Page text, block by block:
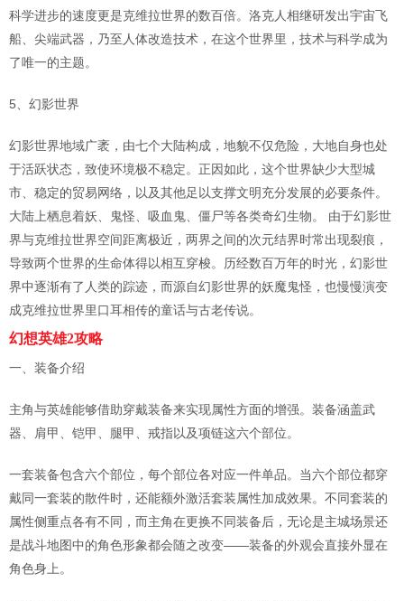
科学进步的速度更是克维拉世界的数百倍。洛克人相继研发出宇宙飞
船、尖端武器，乃至人体改造技术，在这个世界里，技术与科学成为
了唯一的主题。
5、幻影世界
幻影世界地域广袤，由七个大陆构成，地貌不仅危险，大地自身也处
于活跃状态，致使环境极不稳定。正因如此，这个世界缺少大型城
市、稳定的贸易网络，以及其他足以支撑文明充分发展的必要条件。
大陆上栖息着妖、鬼怪、吸血鬼、僵尸等各类奇幻生物。 由于幻影世
界与克维拉世界空间距离极近，两界之间的次元结界时常出现裂痕，
导致两个世界的生命体得以相互穿梭。历经数百万年的时光，幻影世
界中逐渐有了人类的踪迹，而源自幻影世界的妖魔鬼怪，也慢慢演变
成克维拉世界里口耳相传的童话与古老传说。
幻想英雄2攻略
一、装备介绍
主角与英雄能够借助穿戴装备来实现属性方面的增强。装备涵盖武
器、肩甲、铠甲、腿甲、戒指以及项链这六个部位。
一套装备包含六个部位，每个部位各对应一件单品。当六个部位都穿
戴同一套装的散件时，还能额外激活套装属性加成效果。不同套装的
属性侧重点各有不同，而主角在更换不同装备后，无论是主城场景还
是战斗地图中的角色形象都会随之改变——装备的外观会直接外显在
角色身上。